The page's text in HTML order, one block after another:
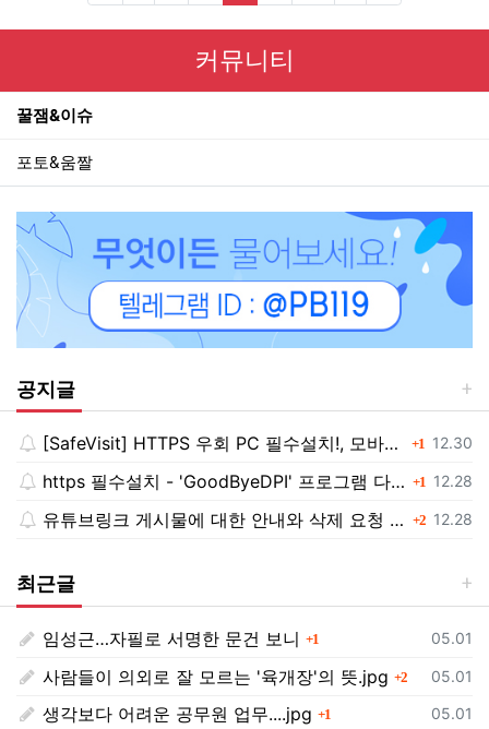
커뮤니티
꿀잼&이슈
포토&움짤
공지글
등록일
12.30
[SafeVisit] HTTPS 우회 PC 필수설치!, 모바일 최강속도 1댓글
등록일
12.28
https 필수설치 - 'GoodByeDPI' 프로그램 다운로드<< 1댓글
등록일
12.28
유튜브링크 게시물에 대한 안내와 삭제 요청 공지 2댓글
최근글
등록일
05.01
임성근…자필로 서명한 문건 보니 1
등록일
05.01
사람들이 의외로 잘 모르는 '육개장'의 뜻.jpg 2댓글
등록일
05.01
생각보다 어려운 공무원 업무....jpg 1